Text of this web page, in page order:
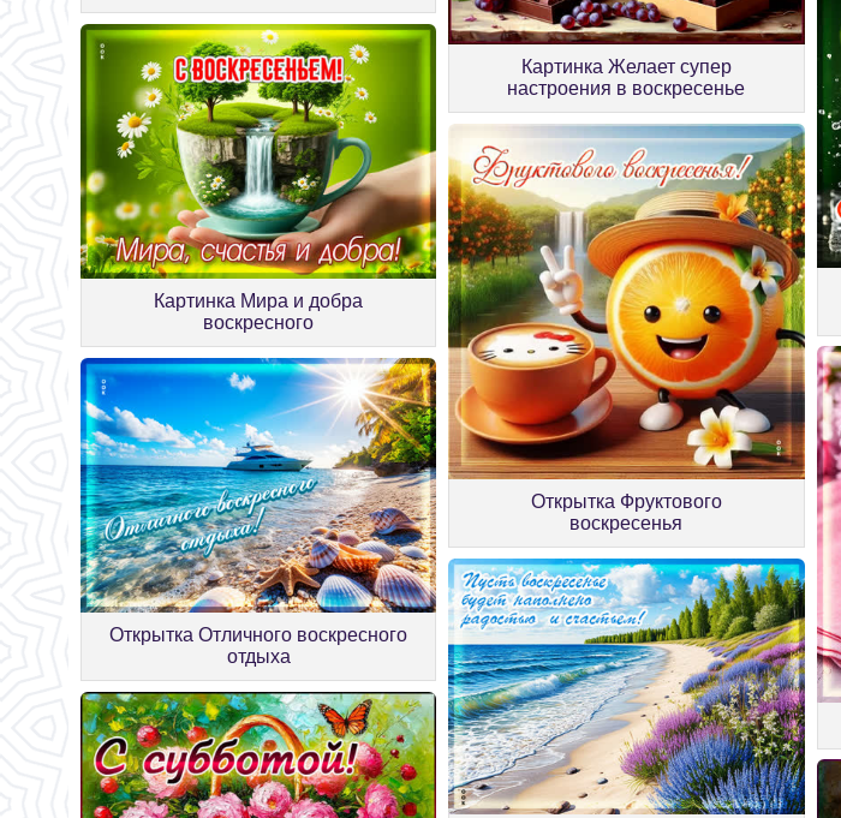
Картинка Желает супер
настроения в воскресенье
Картинка Мира и добра
воскресного
Открытка Фруктового
воскресенья
Открытка Отличного воскресного
отдыха